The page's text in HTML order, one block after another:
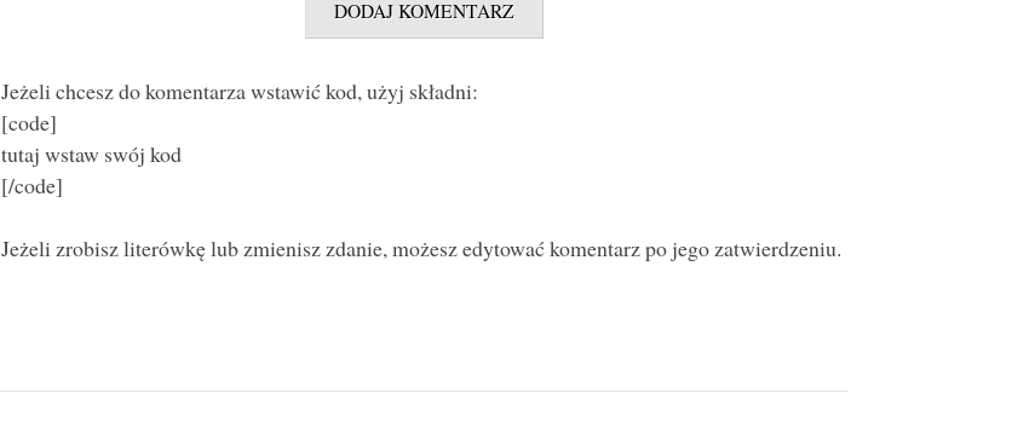
Jeżeli chcesz do komentarza wstawić kod, użyj składni:
[code]
tutaj wstaw swój kod
[/code]
Jeżeli zrobisz literówkę lub zmienisz zdanie, możesz edytować komentarz po jego zatwierdzeniu.